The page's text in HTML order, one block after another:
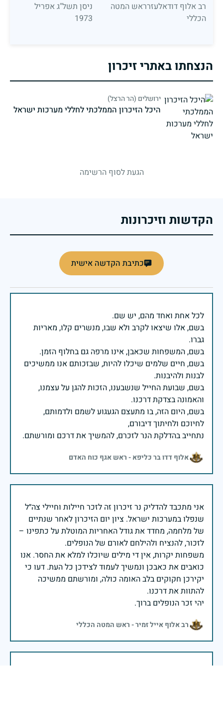
רב אלוף דודאלעזרראש המטה
הכללי
ניסן תשל"ג אפריל
1973
הנצחתו באתרי זיכרון
ירושלים (הר הרצל)
היכל הזיכרון הממלכתי לחללי מערכות ישראל
הגעת לסוף הרשימה
הקדשות וזיכרונות
כתיבת הקדשה אישית
בשם, אלו שיצאו לקרב ולא שבו, מנשרים קלו, מאריות
בשם, חיים שלמים שיכלו להיות, שבזכותם אנו ממשיכים
בשם, שבועת החייל שנשבענו, הזכות להגן על עצמנו,
בשם, היום הזה, בו מתעצם הגעגוע לשמם ולדמותם,
נתחייב בהדלקת הנר לזכרם, להמשיך את דרכם ומורשתם.
אלוף דדו בר כליפא - ראש אגף כוח האדם
אני מתכבד להדליק נר זיכרון זה לזכר חיילות וחיילי צה״ל
שנפלו במערכות ישראל. ציון יום הזיכרון לאחר שנתיים
של מלחמה, מחדד את גודל האחריות המוטלת על כתפינו –
משפחות יקרות, אין די מילים שיוכלו למלא את החסר. אנו
כואבים את כאבכן ונמשיך לעמוד לצידכן כל העת. דעו כי
יקירכן חקוקים בלב האומה כולה, ומורשתם ממשיכה
יהי זכר הנופלים ברוך.
רב אלוף אייל זמיר - ראש המטה הכללי